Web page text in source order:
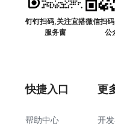
钉钉扫码,关注宜搭
服务窗
微信扫
公
快捷入口
帮助中心
更
开